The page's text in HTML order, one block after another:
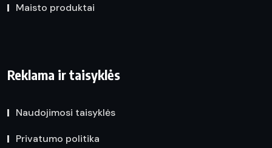
Maisto produktai
Reklama ir taisyklės
Naudojimosi taisyklės
Privatumo politika